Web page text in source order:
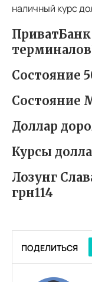
наличный курс
Состояние
Состояние
Доллар
Курсы
Лозунг
грн114
ПОДЕЛИТЬСЯ